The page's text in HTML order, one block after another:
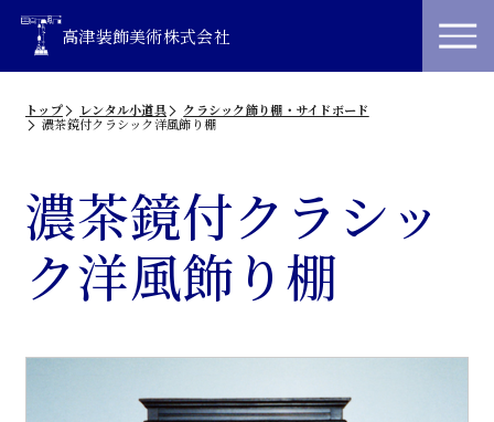
高津装飾美術株式会社
トップ レンタル小道具
クラシック飾り棚・サイドボード
濃茶鏡付クラシック洋風飾り棚
濃茶鏡付クラシッ
ク洋風飾り棚